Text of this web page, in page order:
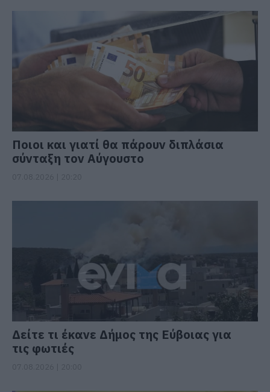
Ποιοι και γιατί θα πάρουν διπλάσια
σύνταξη τον Αύγουστο
Δείτε τι έκανε Δήμος της Εύβοιας για
τις φωτιές